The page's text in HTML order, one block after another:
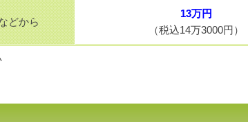
どから
13万円
（税込14万3000円）